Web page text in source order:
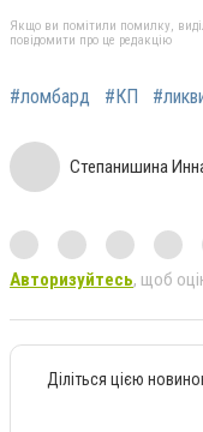
Якщо ви помітили помилку,
повідомити про це редакцію
#ломбард #КП
Степанишина
Авторизуйтесь, щоб
Діліться цією